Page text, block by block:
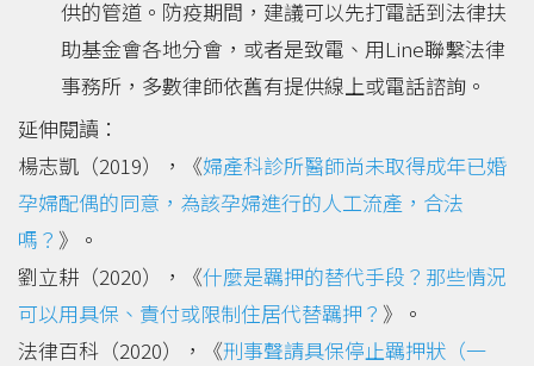
供的管道。防疫期間，建議可以先打電話到法律扶
助基金會各地分會，或者是致電、用Line聯繫法律
事務所，多數律師依舊有提供線上或電話諮詢。
延伸閱讀：
楊志凱（2019），《婦產科診所醫師尚未取得成年已婚
孕婦配偶的同意，為該孕婦進行的人工流產，合法
嗎？ 》。
劉立耕（2020），《什麼是羈押的替代手段？那些情況
可以用具保、責付或限制住居代替羈押？ 》。
法律百科（2020），《刑事聲請具保停止羈押狀（一